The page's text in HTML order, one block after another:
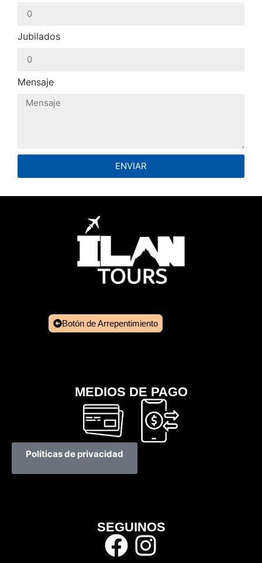
Jubilados
Mensaje
ENVIAR
Botón de Arrepentimiento
MEDIOS DE PAGO
Políticas de privacidad
SEGUINOS